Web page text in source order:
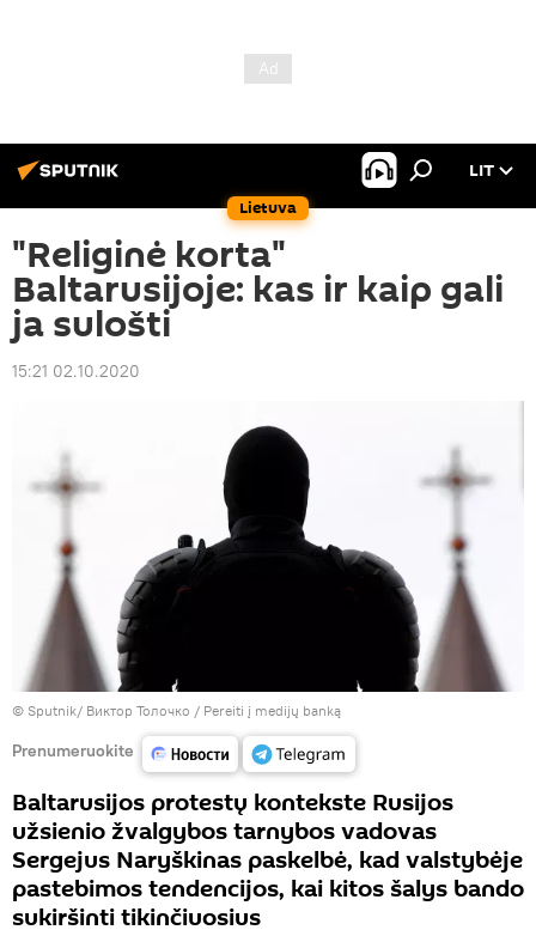
Lietuva
LIT
"Religinė korta"
Baltarusijoje: kas ir kaip gali
ja sulošti
15:21 02.10.2020
© Sputnik/ Виктор Толочко / Pereiti į medijų banką
Prenumeruokite
Baltarusijos protestų kontekste Rusijos
užsienio žvalgybos tarnybos vadovas
Sergejus Naryškinas paskelbė, kad valstybėje
pastebimos tendencijos, kai kitos šalys bando
sukiršinti tikinčiuosius